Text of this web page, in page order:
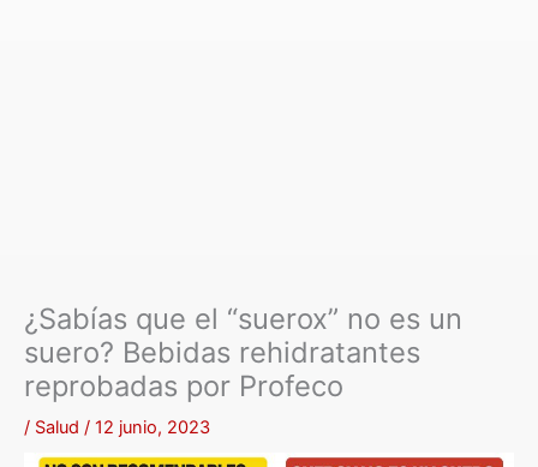
¿Sabías que el “suerox” no es un
suero? Bebidas rehidratantes
reprobadas por Profeco
/ Salud / 12 junio, 2023